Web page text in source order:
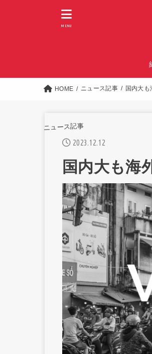
MENU
HOME ニュース記事 国内大
ニュース記事
2023.12.12
国内大も海